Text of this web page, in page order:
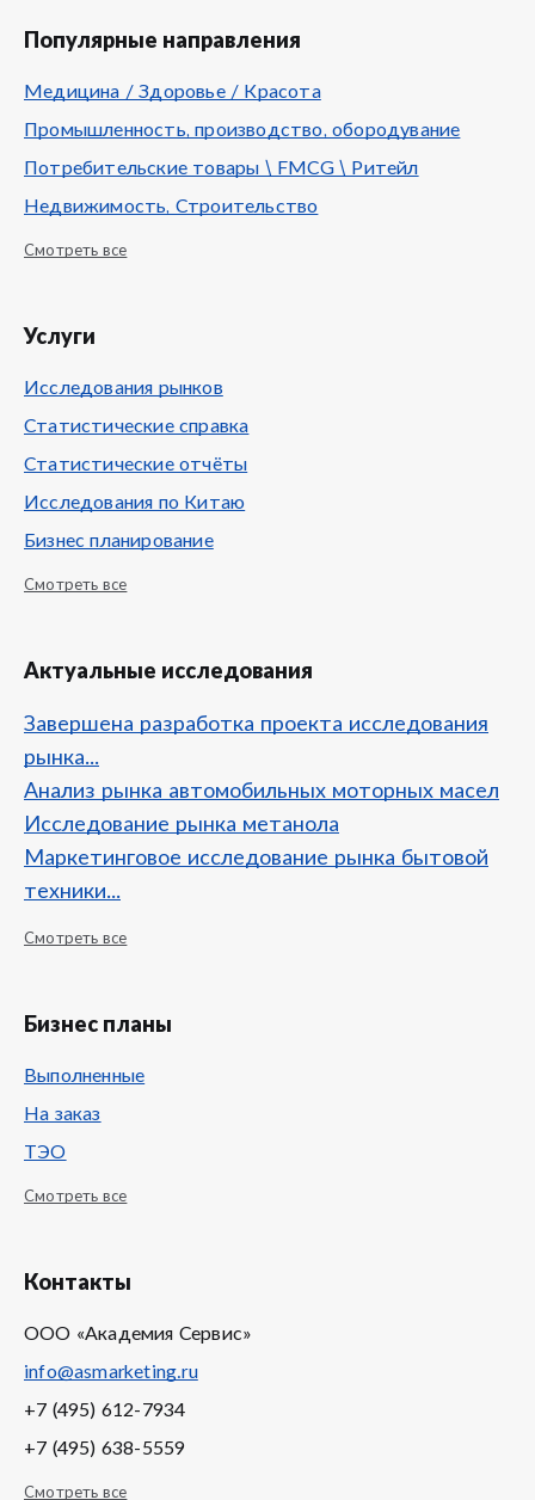
Популярные направления
Медицина / Здоровье / Красота
Промышленность, производство, обородувание
Потребительские товары \ FMCG \ Ритейл
Недвижимость, Строительство
Смотреть все
Услуги
Исследования рынков
Статистические справка
Статистические отчёты
Исследования по Китаю
Бизнес планирование
Смотреть все
Актуальные исследования
Завершена разработка проекта исследования
рынка...
Анализ рынка автомобильных моторных масел
Исследование рынка метанола
Маркетинговое исследование рынка бытовой
техники...
Смотреть все
Бизнес планы
Выполненные
На заказ
ТЭО
Смотреть все
Контакты
ООО «Академия Сервис»
info@asmarketing.ru
+7 (495) 612-7934
+7 (495) 638-5559
Смотреть все